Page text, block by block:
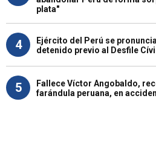
plata"
4
Ejército del Perú se
detenido previo al Desfile
5
Fallece Víctor Angobaldo,
farándula peruana, en